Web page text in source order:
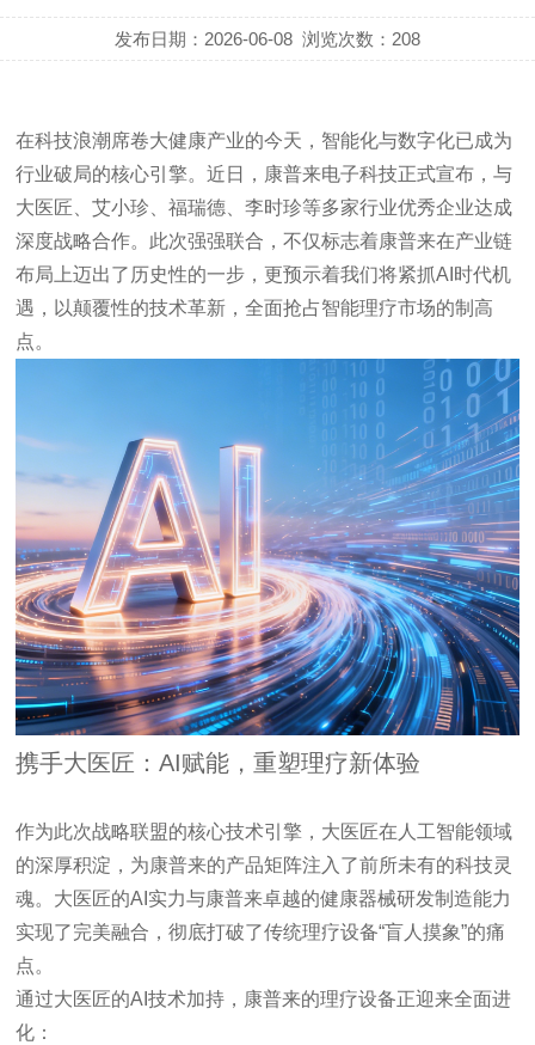
发布日期：2026-06-08 浏览次数： 208
在科技浪潮席卷大健康产业的今天，智能化与数字化已成为
行业破局的核心引擎。近日，康普来电子科技正式宣布，与
大医匠、艾小珍、福瑞德、李时珍等多家行业优秀企业达成
深度战略合作。此次强强联合，不仅标志着康普来在产业链
布局上迈出了历史性的一步，更预示着我们将紧抓AI时代机
遇，以颠覆性的技术革新，全面抢占智能理疗市场的制高
点。
携手大医匠：AI赋能，重塑理疗新体验
作为此次战略联盟的核心技术引擎，大医匠在人工智能领域
的深厚积淀，为康普来的产品矩阵注入了前所未有的科技灵
魂。大医匠的AI实力与康普来卓越的健康器械研发制造能力
实现了完美融合，彻底打破了传统理疗设备“盲人摸象”的痛
点。
通过大医匠的AI技术加持，康普来的理疗设备正迎来全面进
化：